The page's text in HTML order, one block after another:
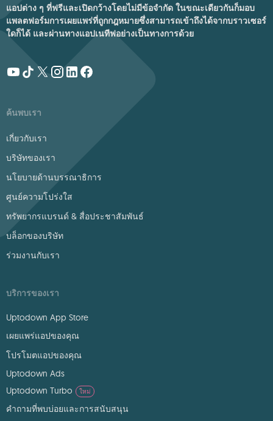
แอปต่าง ๆ ที่ฟรีและเปิดกว้างโดยไม่มีข้อจำกัด ในขณะเดียวกันก็มอบ
แพลตฟอร์มการเผยแพร่ที่ถูกกฎหมายซึ่งสามารถเข้าถึงได้จากบราวเซอร์
ใดก็ได้ และผ่านทางแอปเนทีฟอย่างเป็นทางการด้วย
ค้นพบเรา
เกี่ยวกับเรา
บริษัทของเรา
นโยบายด้านบรรณาธิการ
ศูนย์ความโปร่งใส
ทรัพยากรแบรนด์ & สื่อประชาสัมพันธ์
บล็อกของบริษัท
ร่วมงานกับเรา
บริการของเรา
Uptodown App Store
เผยแพร่แอปของคุณ
โปรโมตแอปของคุณ
Uptodown Ads
Uptodown Turbo
ใหม่
คำถามที่พบบ่อยและการสนับสนุน